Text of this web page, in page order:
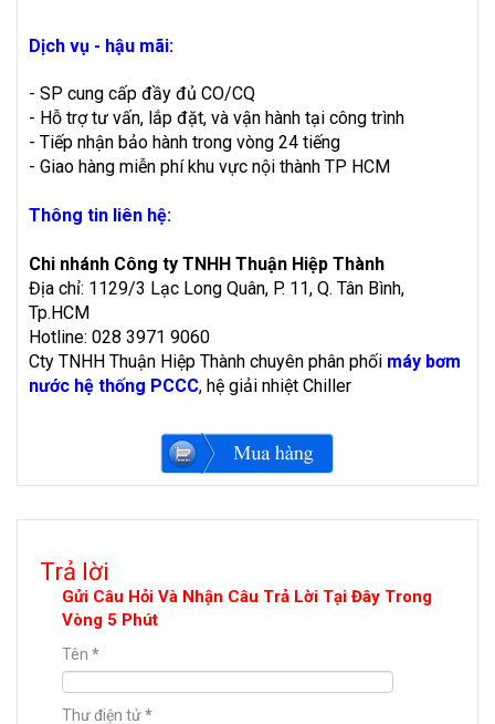
Dịch vụ - hậu mãi:
- SP cung cấp đầy đủ CO/CQ
- Hỗ trợ tư vấn, lắp đặt, và vận hành tại công trình
- Tiếp nhận bảo hành trong vòng 24 tiếng
- Giao hàng miễn phí khu vực nội thành TP HCM
Thông tin liên hệ:
Chi nhánh Công ty TNHH Thuận Hiệp Thành
Địa chỉ: 1129/3 Lạc Long Quân, P. 11, Q. Tân Bình,
Tp.HCM
Hotline: 028 3971 9060
Cty TNHH Thuận Hiệp Thành chuyên phân phối máy bơm
nước hệ thống PCCC, hệ giải nhiệt Chiller
Trả lời
Gửi Câu Hỏi Và Nhận Câu Trả Lời Tại Đây Trong
Vòng 5 Phút
Tên *
Thư điện tử*